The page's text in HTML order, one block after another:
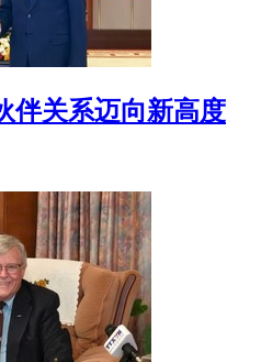
伴关系迈向新高度